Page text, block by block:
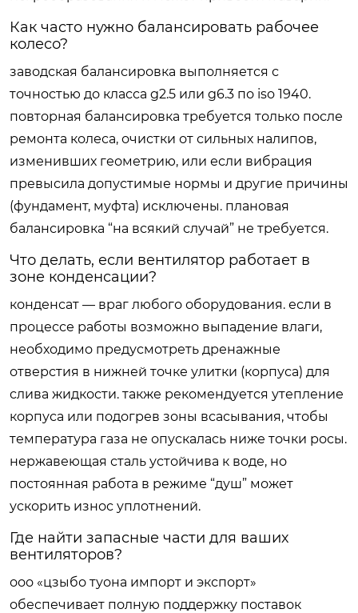
Как часто нужно балансировать рабочее
колесо?
заводская балансировка выполняется с
точностью до класса g2.5 или g6.3 по iso 1940.
повторная балансировка требуется только после
ремонта колеса, очистки от сильных налипов,
изменивших геометрию, или если вибрация
превысила допустимые нормы и другие причины
(фундамент, муфта) исключены. плановая
балансировка “на всякий случай” не требуется.
Что делать, если вентилятор работает в
зоне конденсации?
конденсат — враг любого оборудования. если в
процессе работы возможно выпадение влаги,
необходимо предусмотреть дренажные
отверстия в нижней точке улитки (корпуса) для
слива жидкости. также рекомендуется утепление
корпуса или подогрев зоны всасывания, чтобы
температура газа не опускалась ниже точки росы.
нержавеющая сталь устойчива к воде, но
постоянная работа в режиме “душ” может
ускорить износ уплотнений.
Где найти запасные части для ваших
вентиляторов?
ооо «цзыбо туона импорт и экспорт»
обеспечивает полную поддержку поставок